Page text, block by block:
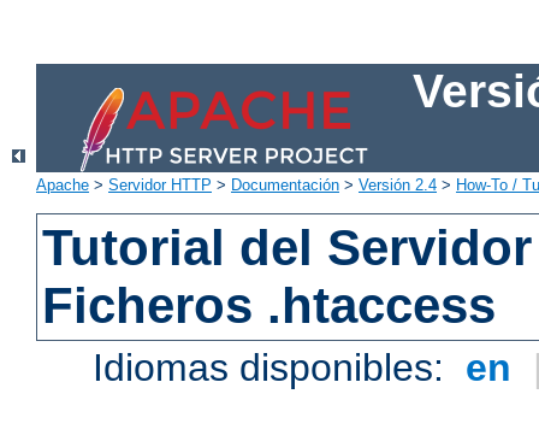
Apache > Servidor HTTP > Documentación > Versión 2.4 > How-To /
Tutorial del
Ficheros .htaccess
Idiomas disponibles: en